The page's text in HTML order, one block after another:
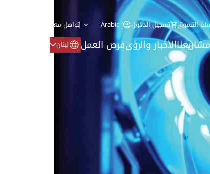
التسوق تسجيل الدخول Arabic تواصل معنا
مشاريعناالأخبار والرؤىفرص العمل لبنان